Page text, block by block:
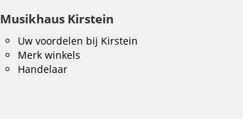
Musikhaus Kirstein
Uw voordelen bij Kirstein
Merk winkels
Handelaar